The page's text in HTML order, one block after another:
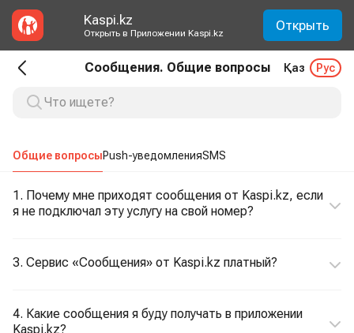
Kaspi.kz
Открыть в Приложении Kaspi.kz Открыть
Сообщения. Общие вопросы Қаз Рус
Общие вопросыPush-уведомленияSMS
1. Почему мне приходят сообщения от Kaspi.kz, если
я не подключал эту услугу на свой номер?
3. Сервис «Сообщения» от Kaspi.kz платный?
4. Какие сообщения я буду получать в приложении
Kaspi.kz?